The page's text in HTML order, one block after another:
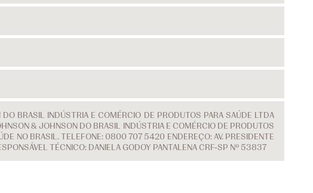
BRASIL INDÚSTRIA E COMÉRCIO DE PRODUTOS PARA SAÚDE LTDA
& JOHNSON DO BRASIL INDÚSTRIA E COMÉRCIO DE PRODUTOS
NO BRASIL. TELEFONE: 0800 707 5420 ENDEREÇO: AV. PRESIDENTE
TÉCNICO: DANIELA GODOY PANTALENA CRF-SP Nº 53837